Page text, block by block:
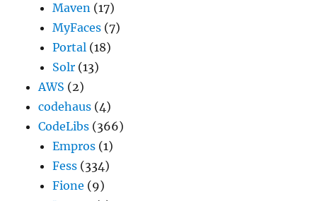
Maven (17)
MyFaces (7)
Portal (18)
Solr (13)
AWS (2)
codehaus (4)
CodeLibs (366)
Empros (1)
Fess (334)
Fione (9)